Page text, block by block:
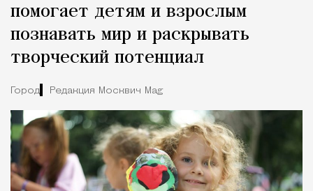
помогает детям и взрослым
познавать мир и раскрывать
творческий потенциал
Город Редакция Москвич Mag